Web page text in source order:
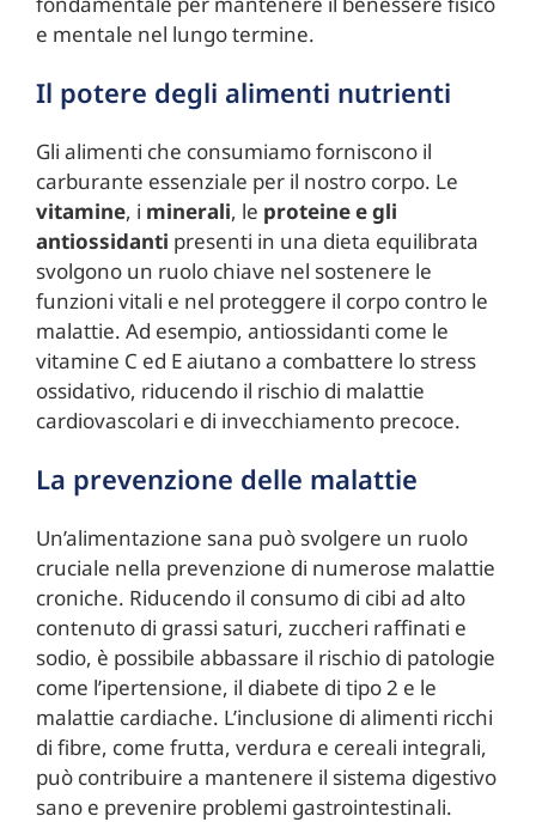
e mentale nel lungo termine.
Il potere degli alimenti nutrienti
Gli alimenti che consumiamo forniscono il
carburante essenziale per il nostro corpo. Le
vitamine, i minerali, le proteine e gli
antiossidanti presenti in una dieta equilibrata
svolgono un ruolo chiave nel sostenere le
funzioni vitali e nel proteggere il corpo contro le
malattie. Ad esempio, antiossidanti come le
vitamine C ed E aiutano a combattere lo stress
ossidativo, riducendo il rischio di malattie
cardiovascolari e di invecchiamento precoce.
La prevenzione delle malattie
Un’alimentazione sana può svolgere un ruolo
cruciale nella prevenzione di numerose malattie
croniche. Riducendo il consumo di cibi ad alto
contenuto di grassi saturi, zuccheri raffinati e
sodio, è possibile abbassare il rischio di patologie
come l’ipertensione, il diabete di tipo 2 e le
malattie cardiache. L’inclusione di alimenti ricchi
di fibre, come frutta, verdura e cereali integrali,
può contribuire a mantenere il sistema digestivo
sano e prevenire problemi gastrointestinali.